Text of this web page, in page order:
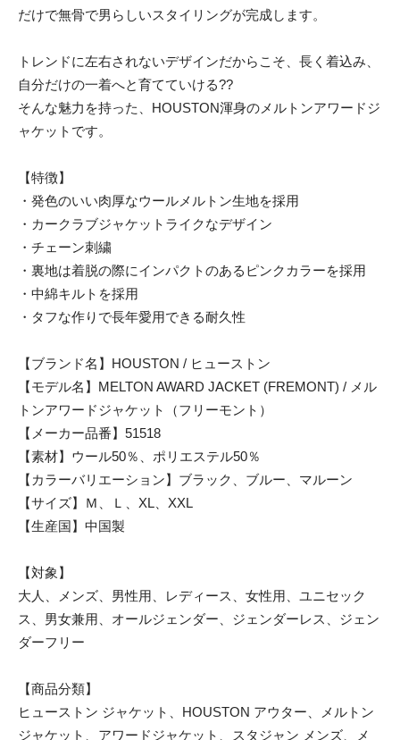
だけで無骨で男らしいスタイリングが完成します。
トレンドに左右されないデザインだからこそ、長く着込み、
自分だけの一着へと育てていける??
そんな魅力を持った、HOUSTON渾身のメルトンアワードジ
ャケットです。
【特徴】
・発色のいい肉厚なウールメルトン生地を採用
・カークラブジャケットライクなデザイン
・チェーン刺繍
・裏地は着脱の際にインパクトのあるピンクカラーを採用
・中綿キルトを採用
・タフな作りで長年愛用できる耐久性
【ブランド名】HOUSTON / ヒューストン
【モデル名】MELTON AWARD JACKET (FREMONT) / メル
トンアワードジャケット（フリーモント）
【メーカー品番】51518
【素材】ウール50％、ポリエステル50％
【カラーバリエーション】ブラック、ブルー、マルーン
【サイズ】Ｍ、Ｌ、XL、XXL
【生産国】中国製
【対象】
大人、メンズ、男性用、レディース、女性用、ユニセック
ス、男女兼用、オールジェンダー、ジェンダーレス、ジェン
ダーフリー
【商品分類】
ヒューストン ジャケット、HOUSTON アウター、メルトン
ジャケット、アワードジャケット、スタジャン メンズ、メ